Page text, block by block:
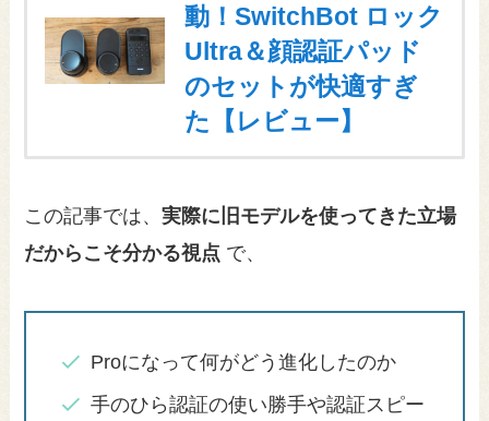
動！SwitchBot ロック
Ultra＆顔認証パッド
のセットが快適すぎ
た【レビュー】
この記事では、実際に旧モデルを使ってきた立場
だからこそ分かる視点 で、
Proになって何がどう進化したのか
手のひら認証の使い勝手や認証スピー